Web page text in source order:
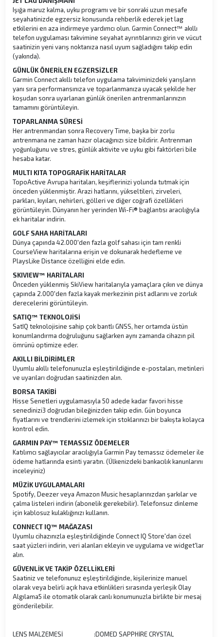
Işığa maruz kalma, uyku programı ve bir sonraki uzun mesafe
seyahatinizde egzersiz konusunda rehberlik ederek jet lag
etkilerini en aza indirmeye yardımcı olun. Garmin Connect™ akıllı
telefon uygulaması takvimine seyahat ayrıntılarınızı girin ve vücut
saatinizin yeni varış noktanıza nasıl uyum sağladığını takip edin
(yakında).
GÜNLÜK ÖNERİLEN EGZERSİZLER
Garmin Connect akıllı telefon uygulama takviminizdeki yarışların
yanı sıra performansınıza ve toparlanmanıza uyacak şekilde her
koşudan sonra uyarlanan günlük önerilen antrenmanlarınızın
tamamını görüntüleyin.
TOPARLANMA SÜRESİ
Her antrenmandan sonra Recovery Time, başka bir zorlu
antrenmana ne zaman hazır olacağınızı size bildirir. Antrenman
yoğunluğunu ve stres, günlük aktivite ve uyku gibi faktörleri bile
hesaba katar.
MULTI KITA TOPOGRAFİK HARİTALAR
TopoActive Avrupa haritaları, keşiflerinizi yolunda tutmak için
önceden yüklenmiştir. Arazi hatlarını, yükseltileri, zirveleri,
parkları, kıyıları, nehirleri, gölleri ve diğer coğrafi özellikleri
görüntüleyin. Dünyanın her yerinden Wi-Fi® bağlantısı aracılığıyla
ek haritalar indirin.
GOLF SAHA HARİTALARI
Dünya çapında 42.000'den fazla golf sahası için tam renkli
CourseView haritalarına erişin ve dokunarak hedefleme ve
PlaysLike Distance özelliğini elde edin.
SKIVIEW™ HARİTALARI
Önceden yüklenmiş SkiView haritalarıyla yamaçlara çıkın ve dünya
çapında 2.000'den fazla kayak merkezinin pist adlarını ve zorluk
derecelerini görüntüleyin.
SATIQ™ TEKNOLOJİSİ
SatIQ teknolojisine sahip çok bantlı GNSS, her ortamda üstün
konumlandırma doğruluğunu sağlarken aynı zamanda cihazın pil
ömrünü optimize eder.
AKILLI BİLDİRİMLER
Uyumlu akıllı telefonunuzla eşleştirildiğinde e-postaları, metinleri
ve uyarıları doğrudan saatinizden alın.
BORSA TAKİBİ
Hisse Senetleri uygulamasıyla 50 adede kadar favori hisse
senedinizi3 doğrudan bileğinizden takip edin. Gün boyunca
fiyatlarını ve trendlerini izlemek için stoklarınızı bir bakışta kolayca
kontrol edin.
GARMIN PAY™ TEMASSIZ ÖDEMELER
Katılımcı sağlayıcılar aracılığıyla Garmin Pay temassız ödemeler ile
ödeme hatlarında esinti yaratın. (Ülkenizdeki bankacılık kanunlarını
inceleyiniz)
MÜZİK UYGULAMALARI
Spotify, Deezer veya Amazon Music hesaplarınızdan şarkılar ve
çalma listeleri indirin (abonelik gerekebilir). Telefonsuz dinleme
için kablosuz kulaklığınızı kullanın.
CONNECT IQ™ MAĞAZASI
Uyumlu cihazınızla eşleştirildiğinde Connect IQ Store'dan özel
saat yüzleri indirin, veri alanları ekleyin ve uygulama ve widget'lar
alın.
GÜVENLİK VE TAKİP ÖZELLİKLERİ
Saatiniz ve telefonunuz eşleştirildiğinde, kişilerinize manuel
olarak veya belirli açık hava etkinlikleri sırasında yerleşik Olay
Algılama5 ile otomatik olarak canlı konumunuzla birlikte bir mesaj
gönderilebilir.
LENS MALZEMESİ :DOMED SAPPHİRE CRYSTAL